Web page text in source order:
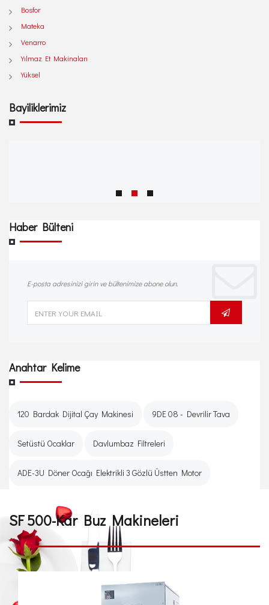
Bosfor
Mateka
Venarro
Yılmaz Et Makinaları
Yüksel
Bayiliklerimiz
Haber Bülteni
E-posta adresinizi girin ve bültenimize abone olun.
Anahtar Kelime
120 Bardak Dijital Çay Makinesi 9DE 08 - Devrilir Tava
Setüstü Ocaklar Davlumbaz Filtreleri
ADE-3U Döner Ocağı Elektrikli 3 Gözlü Üstten Motor
SF 500-Kar Buz Makineleri